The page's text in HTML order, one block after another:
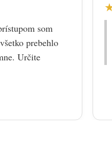
som
prebehlo
Určite